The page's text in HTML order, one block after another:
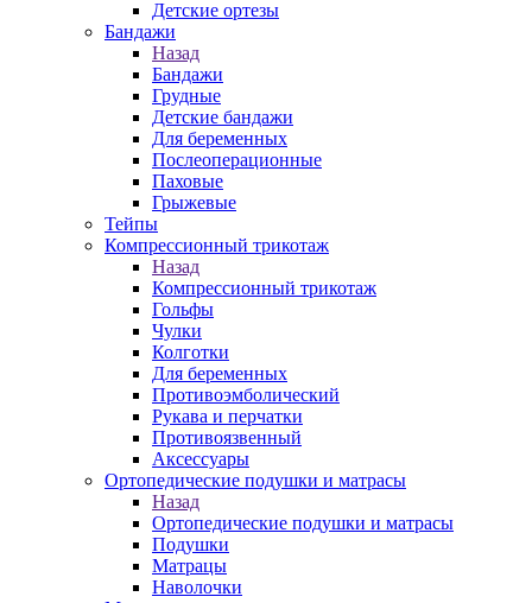
Детские ортезы
Бандажи
Назад
Бандажи
Грудные
Детские бандажи
Для беременных
Послеоперационные
Паховые
Грыжевые
Тейпы
Компрессионный трикотаж
Назад
Компрессионный трикотаж
Гольфы
Чулки
Колготки
Для беременных
Противоэмболический
Рукава и перчатки
Противоязвенный
Аксессуары
Ортопедические подушки и матрасы
Назад
Ортопедические подушки и матрасы
Подушки
Матрацы
Наволочки